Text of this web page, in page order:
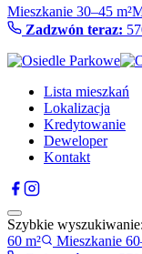
Mieszkanie 30–45 m²
Zadzwón teraz:
Lista mieszkań
Lokalizacja
Kredytowanie
Deweloper
Kontakt
Szybkie wyszukiwanie:
60 m²
Mieszkanie